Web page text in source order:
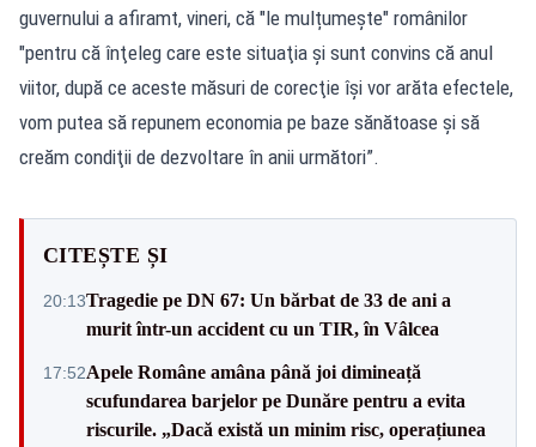
guvernului a afiramt, vineri, că "le mulțumește" românilor
"pentru că înţeleg care este situaţia şi sunt convins că anul
viitor, după ce aceste măsuri de corecţie îşi vor arăta efectele,
vom putea să repunem economia pe baze sănătoase şi să
creăm condiţii de dezvoltare în anii următori”.
CITEȘTE ȘI
20:13Tragedie pe DN 67: Un bărbat de 33 de ani a
murit într-un accident cu un TIR, în Vâlcea
17:52Apele Române amâna până joi dimineață
scufundarea barjelor pe Dunăre pentru a evita
riscurile. „Dacă există un minim risc, operațiunea